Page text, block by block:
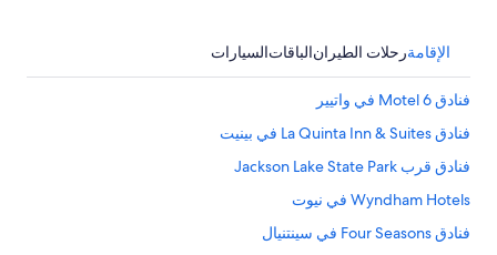
الإقامةرحلات الطيران الباقاتالسيارات
فنادق Motel 6 في واتيير
فنادق La Quinta Inn & Suites في بينيت
فنادق قرب Jackson Lake State Park
Wyndham Hotels في نيوت
فنادق Four Seasons في سينتنيال